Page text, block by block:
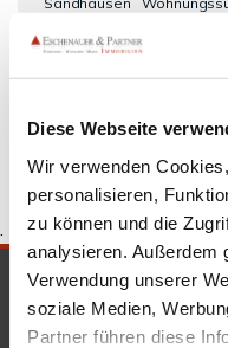
Diese Webseite
Wir verwenden
personalisieren,
zu können und die
analysieren. Außerdem
Verwendung unserer
soziale Medien,
Partner führen diese
Sandhausen
.